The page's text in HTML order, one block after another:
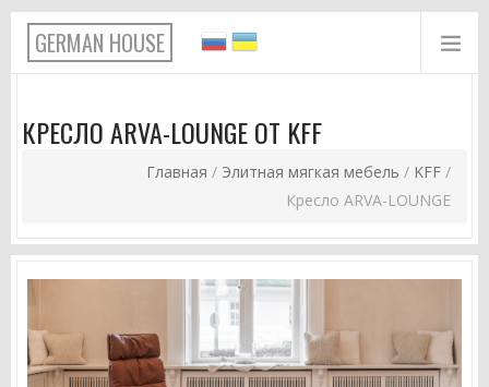
Перейти к основному содержанию
GERMAN HOUSE
КРЕСЛО ARVA-LOUNGE ОТ KFF
ВЫ ЗДЕСЬ
Главная / Элитная мягкая мебель / KFF /
Кресло ARVA-LOUNGE